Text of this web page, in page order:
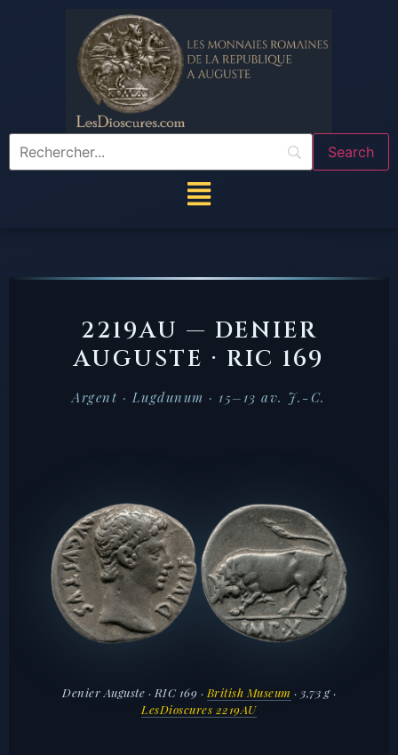
2219AU — DENIER
AUGUSTE · RIC 169
Argent · Lugdunum · 15–13 av. J.-C.
Denier Auguste · RIC 169 · British Museum · 3,73 g ·
LesDioscures 2219AU